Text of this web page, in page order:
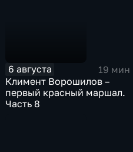
6 августа
19 мин
Климент Ворошилов –
первый красный маршал.
Часть 8